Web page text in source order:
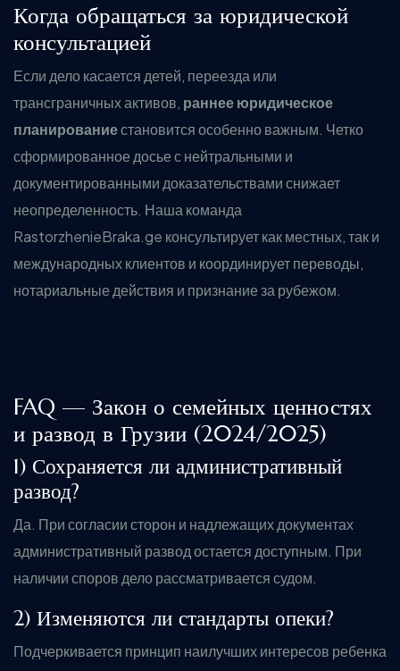
Когда обращаться за юридической
консультацией
Если дело касается детей, переезда или
трансграничных активов, раннее юридическое
планированиестановится особенно важным. Четко
сформированное досье с нейтральными и
документированными доказательствами снижает
неопределенность. Наша команда
RastorzhenieBraka.ge консультирует как местных, так и
международных клиентов и координирует переводы,
нотариальные действия и признание за рубежом.
FAQ — Закон о семейных ценностях
и развод в Грузии (2024/2025)
1) Сохраняется ли административный
развод?
Да. При согласии сторон и надлежащих документах
административный развод остается доступным. При
наличии споров дело рассматривается судом.
2) Изменяются ли стандарты опеки?
Подчеркивается принцип наилучших интересов ребенка